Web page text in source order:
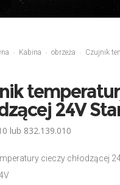
Kabina obrzeża Czujnik
24V
lub 832.139.010
cieczy chłodzącej